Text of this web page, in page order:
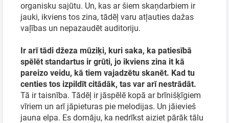
organisku sajūtu. Un, kas ar šiem skaņdarbiem ir
jauki, ikviens tos zina, tādēļ varu atļauties dažas
vaļības un nepazaudēt auditoriju.
Ir arī tādi džeza mūziķi, kuri saka, ka patiesībā
spēlēt standartus ir grūti, jo ikviens zina it kā
pareizo veidu, kā tiem vajadzētu skanēt. Kad tu
centies tos izpildīt citādāk, tas var arī nestrādāt.
Tā ir taisnība. Tādēļ ir jāspēlē kopā ar brīnišķīgiem
vīriem un arī jāpieturas pie melodijas. Un jāievieš
jauna elpa. Es domāju, ka nedrīkst aiziet pārāk tālu